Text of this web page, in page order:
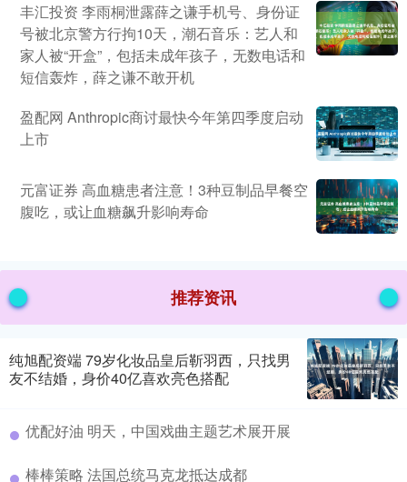
丰汇投资 李雨桐泄露薛之谦手机号、身份证
号被北京警方行拘10天，潮石音乐：艺人和
家人被“开盒”，包括未成年孩子，无数电话和
短信轰炸，薛之谦不敢开机
盈配网 Anthropic商讨最快今年第四季度启动
上市
元富证券 高血糖患者注意！3种豆制品早餐空
腹吃，或让血糖飙升影响寿命
推荐资讯
纯旭配资端 79岁化妆品皇后靳羽西，只找男
友不结婚，身价40亿喜欢亮色搭配
优配好油 明天，中国戏曲主题艺术展开展
棒棒策略 法国总统马克龙抵达成都